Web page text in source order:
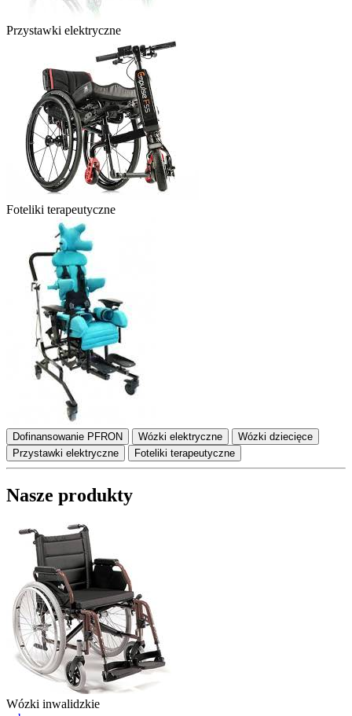
Przystawki elektryczne
Foteliki terapeutyczne
Dofinansowanie PFRON Wózki elektryczne
Wózki dziecięce
Przystawki elektryczne
Foteliki terapeutyczne
Nasze produkty
Wózki inwalidzkie